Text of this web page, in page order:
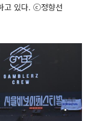
고 있다. ⓒ정향선